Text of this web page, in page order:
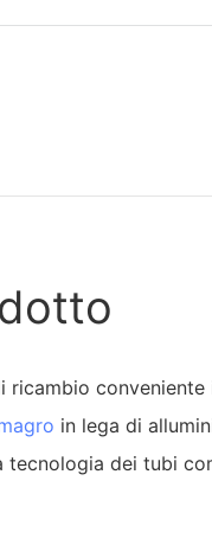
conveniente
in lega di
tecnologia dei tubi